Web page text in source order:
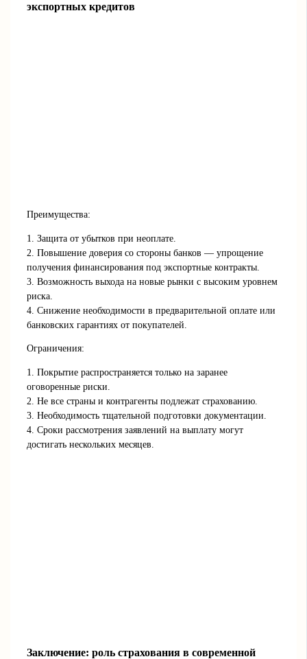
экспортных кредитов
Преимущества:
1. Защита от убытков при неоплате.
2. Повышение доверия со стороны банков — упрощение
получения финансирования под экспортные контракты.
3. Возможность выхода на новые рынки с высоким уровнем
риска.
4. Снижение необходимости в предварительной оплате или
банковских гарантиях от покупателей.
Ограничения:
1. Покрытие распространяется только на заранее
оговоренные риски.
2. Не все страны и контрагенты подлежат страхованию.
3. Необходимость тщательной подготовки документации.
4. Сроки рассмотрения заявлений на выплату могут
достигать нескольких месяцев.
Заключение: роль страхования в современной